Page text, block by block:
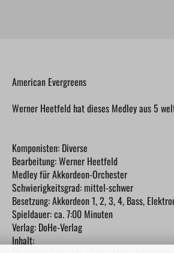
American Evergreens
Werner Heetfeld hat dieses Medley aus 5
Komponisten: Diverse
Bearbeitung: Werner Heetfeld
Medley für Akkordeon-Orchester
Schwierigkeitsgrad: mittel-schwer
Besetzung: Akkordeon 1, 2, 3, 4, Bass,
Spieldauer: ca. 7:00 Minuten
Verlag: DoHe-Verlag
Inhalt: